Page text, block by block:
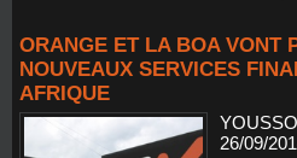
ORANGE ET LA BOA VONT
NOUVEAUX SERVICES
AFRIQUE
26/09/